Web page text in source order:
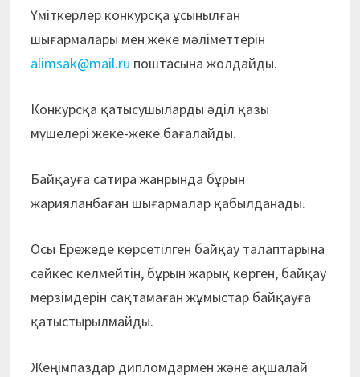
Үміткерлер конкурсқа ұсынылған
шығармалары мен жеке мәліметтерін
alimsak@mail.ru поштасына жолдайды.
Конкурсқа қатысушыларды әділ қазы
мүшелері жеке-жеке бағалайды.
Байқауға сатира жанрында бұрын
жарияланбаған шығармалар қабылданады.
Осы Ережеде көрсетілген байқау талаптарына
сәйкес келмейтін, бұрын жарық көрген, байқау
мерзімдерін сақтамаған жұмыстар байқауға
қатыстырылмайды.
Жеңімпаздар дипломдармен және ақшалай